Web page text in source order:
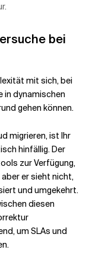
bei
mit sich, bei
in dynamischen
gehen können.
migrieren, ist Ihr
hinfällig. Der
zur Verfügung,
er sieht nicht,
und umgekehrt.
diesen
um SLAs und